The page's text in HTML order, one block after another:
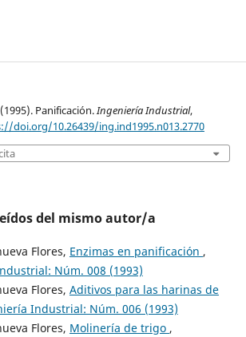
Panificación.Ingeniería Industrial,
doi.org/10.26439/ing.ind1995.n013.2770
del mismo autor/a
Flores, Enzimas en panificación ,
Núm. 008 (1993)
Flores, Aditivos para las harinas de
Industrial: Núm. 006 (1993)
Flores, Molinería de trigo ,